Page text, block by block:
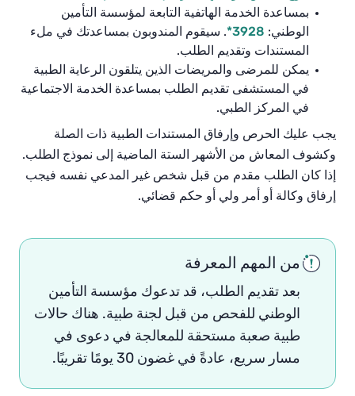
بمساعدة الخدمة الهاتفية التابعة لمؤسسة التأمين
الوطني: 3928*
. سيقوم المندوبون بمساعدتك في ملء
المستندات وتقديم الطلب.
يمكن للمرضى والمريضات الذين يتلقون الرعاية الطبية
في المستشفى تقديم الطلب بمساعدة الخدمة الاجتماعية
في المركز الطبي.
يجب عليك الحرص وإرفاق المستندات الطبية ذات الصلة
وكشوف المعاش من الأشهر الستة الماضية إلى نموذج الطلب.
إذا كان الطلب مقدم من قبل شخص غير المدعي نفسه فيجب
إرفاق وكالة أو أمر ولي أو حكم قضائي.
من المهم المعرفة
بعد تقديم الطلب، قد تدعوك مؤسسة التأمين
الوطني للفحص من قبل لجنة طبية. هناك حالات
طبية صعبة مستحقة للمعالجة في دعوى في
مسار سريع، عادةً في غضون 30 يومًا تقريبًا.